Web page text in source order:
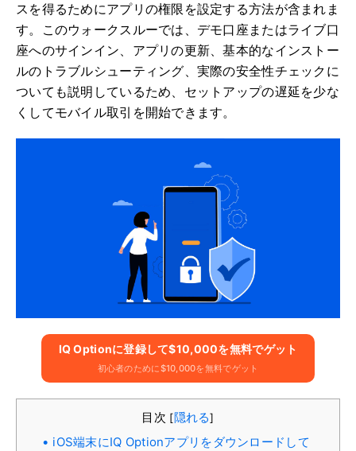
スを得るためにアプリの権限を設定する方法が含まれま
す。このウォークスルーでは、デモ口座またはライブ口
座へのサインイン、アプリの更新、基本的なインストー
ルのトラブルシューティング、実際の安全性チェックに
ついても説明しているため、セットアップの遅延を少な
くしてモバイル取引を開始できます。
IQ Optionに​​登録して$10,000を無料でゲット
初心者のために$10,000を無料でゲット
目次 [隠れる]
iOS端末にIQ Optionアプリをダウンロードして